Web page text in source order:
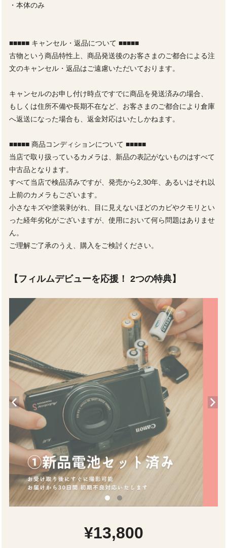
・本体のみ
■■■■■ キャンセル・返品について ■■■■■
古物という商品特性上、商品発送後のお客さまのご都合による注
文のキャンセル・返品はご遠慮いただいております。
キャンセルのお申し付け時点ですでに商品を発送済みの場合、
もしくは住所不備や長期不在など、お客さまのご都合により倉庫
へ返送になった場合も、返金対応はいたしかねます。
■■■■■ 商品コンディションについて ■■■■■
当店で取り扱っているカメラは、新品の表記がないものはすべて
中古品となります。
すべて当店で検品済みですが、発売から2,30年、あるいはそれ以
上前のカメラもございます。
小さなキズや塗装剥がれ、目に見えないほどのカビやクモリとい
った経年劣化がございますが、使用において何ら問題はありませ
ん。
ご理解ご了承のうえ、購入をご検討ください。
【フィルムデビューを応援！ 2つの特典】
¥13,800